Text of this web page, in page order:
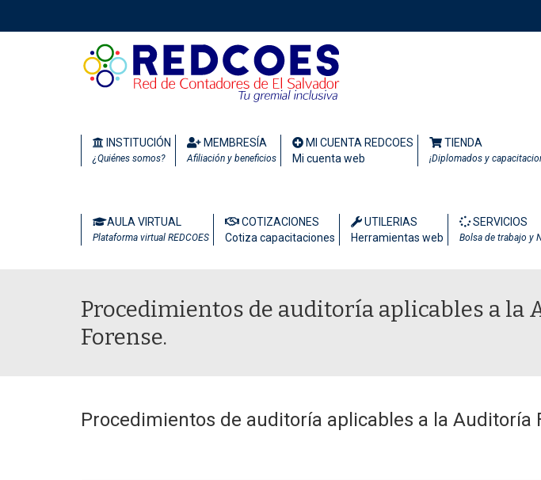
INSTITUCIÓN
¿Quiénes somos?
MEMBRESÍA
Afiliación y beneficios
MI CUENTA REDCOES
Mi cuenta web
TIENDA
¡Diplomados y
AULA VIRTUAL
Plataforma virtual REDCOES
COTIZACIONES
Cotiza capacitaciones
UTILERIAS
Herramientas web
SERVICIOS
Bolsa de trabajo y
Procedimientos de auditoría aplicables a la
Forense.
Procedimientos de auditoría aplicables a la Auditoría